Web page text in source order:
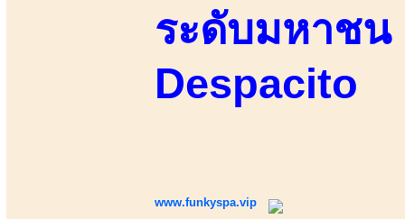
ระดับมหาชน
Despacito
www.funkyspa.vip